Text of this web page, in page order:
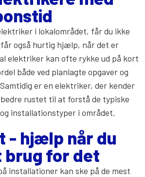
i lokalområdet, får du ikke
får også hurtig hjælp, når det er
elektriker kan ofte rykke ud på kort
både ved planlagte opgaver og
er en elektriker, der kender
bedre rustet til at forstå de typiske
installationstyper i området.
- hjælp når du
brug for det
installationer kan ske på de mest